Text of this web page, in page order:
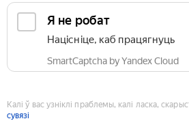
Я не робат
Націсніце, каб працягнуць
SmartCaptcha by Yandex Cloud
Калі ў вас узніклі праблемы, калі ласка,
сувязі